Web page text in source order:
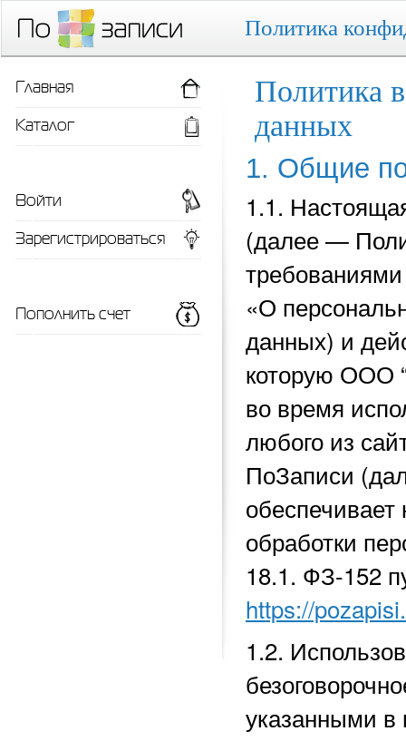
Политика
Политика
данных
1. Общие
1.1.
(далее —
«О
данных) и
которую ООО
во время
любого из
ПоЗаписи
обработки
18.1. ФЗ-152
https://
1.2.
указанными в
Главная
Каталог
Войти
Зарегистрироваться
Пополнить счет